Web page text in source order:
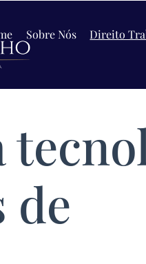
Sobre Nós Direito
de